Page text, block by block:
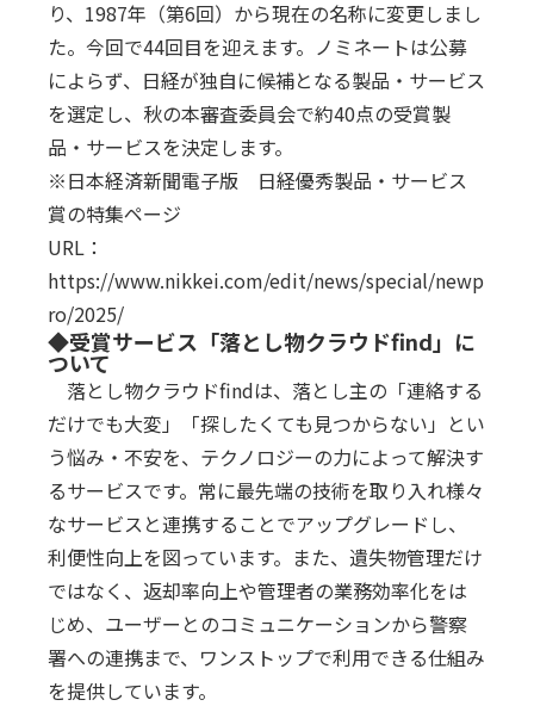
り、1987年（第6回）から現在の名称に変更しまし
た。今回で44回目を迎えます。ノミネートは公募
によらず、日経が独自に候補となる製品・サービス
を選定し、秋の本審査委員会で約40点の受賞製
品・サービスを決定します。
※日本経済新聞電子版 日経優秀製品・サービス
賞の特集ページ
URL：
https://www.nikkei.com/edit/news/special/newp
ro/2025/
◆受賞サービス「落とし物クラウドfind」に
ついて
落とし物クラウドfindは、落とし主の「連絡する
だけでも大変」「探したくても見つからない」とい
う悩み・不安を、テクノロジーの力によって解決す
るサービスです。常に最先端の技術を取り入れ様々
なサービスと連携することでアップグレードし、
利便性向上を図っています。また、遺失物管理だけ
ではなく、返却率向上や管理者の業務効率化をは
じめ、ユーザーとのコミュニケーションから警察
署への連携まで、ワンストップで利用できる仕組み
を提供しています。